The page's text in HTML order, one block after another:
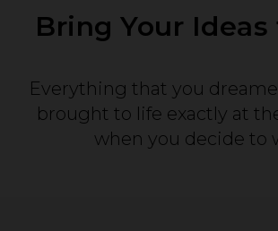
Bring Your
Everything that you
brought to life exactly at
when you decide to